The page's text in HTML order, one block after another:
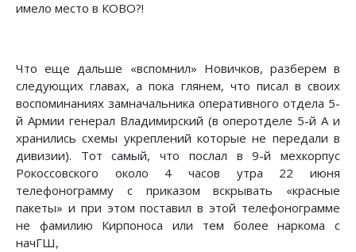
имело место в КОВО?!
Что еще дальше «вспомнил» Новичков, разберем в
следующих главах, а пока глянем, что писал в своих
воспоминаниях замначальника оперативного отдела 5-
й Армии генерал Владимирский (в оперотделе 5-й А и
хранились схемы укреплений которые не передали в
дивизии). Тот самый, что послал в 9-й мехкорпус
Рокоссовского около 4 часов утра 22 июня
телефонограмму с приказом вскрывать «красные
пакеты» и при этом поставил в этой телефонограмме
не фамилию Кирпоноса или тем более наркома с
начГШ,